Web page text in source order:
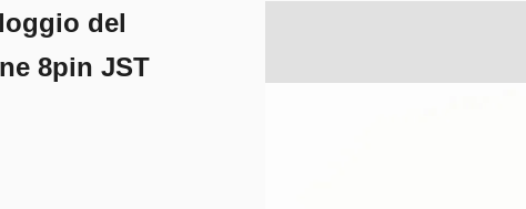
del
8pin JST